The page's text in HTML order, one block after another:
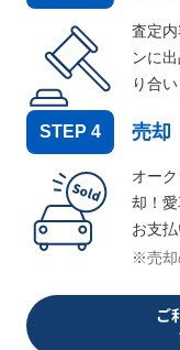
査定
ンに
り合
STEP 4 売却
オー
却！
お支
※売却
ご